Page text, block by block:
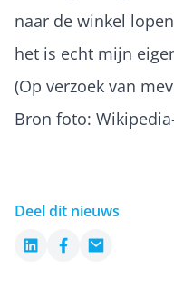
naar de winkel
het is echt mijn
(Op verzoek van
Bron foto:
Deel dit nieuws
LinkedInFacebook
Email